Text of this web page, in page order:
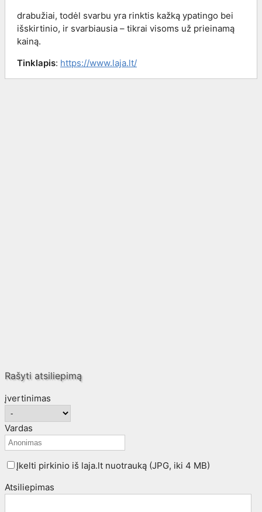
drabužiai, todėl svarbu yra rinktis kažką ypatingo bei
išskirtinio, ir svarbiausia – tikrai visoms už prieinamą
kainą.
Tinklapis: https://www.laja.lt/
Rašyti atsiliepimą
įvertinimas
Vardas
Įkelti pirkinio iš laja.lt nuotrauką (JPG, iki 4 MB)
Atsiliepimas